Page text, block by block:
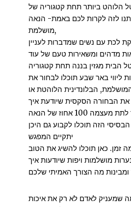
הלוהט ביותר תחת קטגוריה של
לזה לקרות לכם באמת- הנאה
מושלמת,
הבית מגזין בננה תחת קטגוריה
ליווי באר שבע תוכלו לבחור את
הבלונדינית הלוהטת או
את הבחורה הסקסית שיודעת איך
הזה תוכלו לקבוע גם היכן
יתקיים המפגש
זמן. כאן תוכלו להשיג את הטוב
מושלמות ויפות שיודעות איך
שמעניק לאדם לא רק את איכות